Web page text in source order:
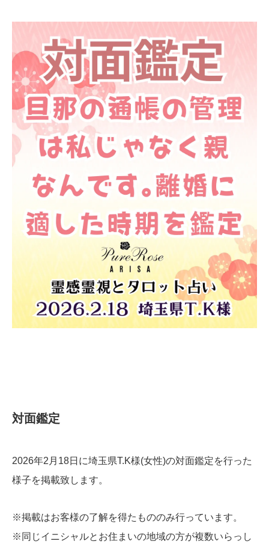
​対面鑑定
2026年2月18日に埼玉県T.K様(女性)の対面鑑定を行った
様子を掲載致します。
※掲載はお客様の了解を得たもののみ行っています。
※同じイニシャルとお住まいの地域の方が複数いらっし